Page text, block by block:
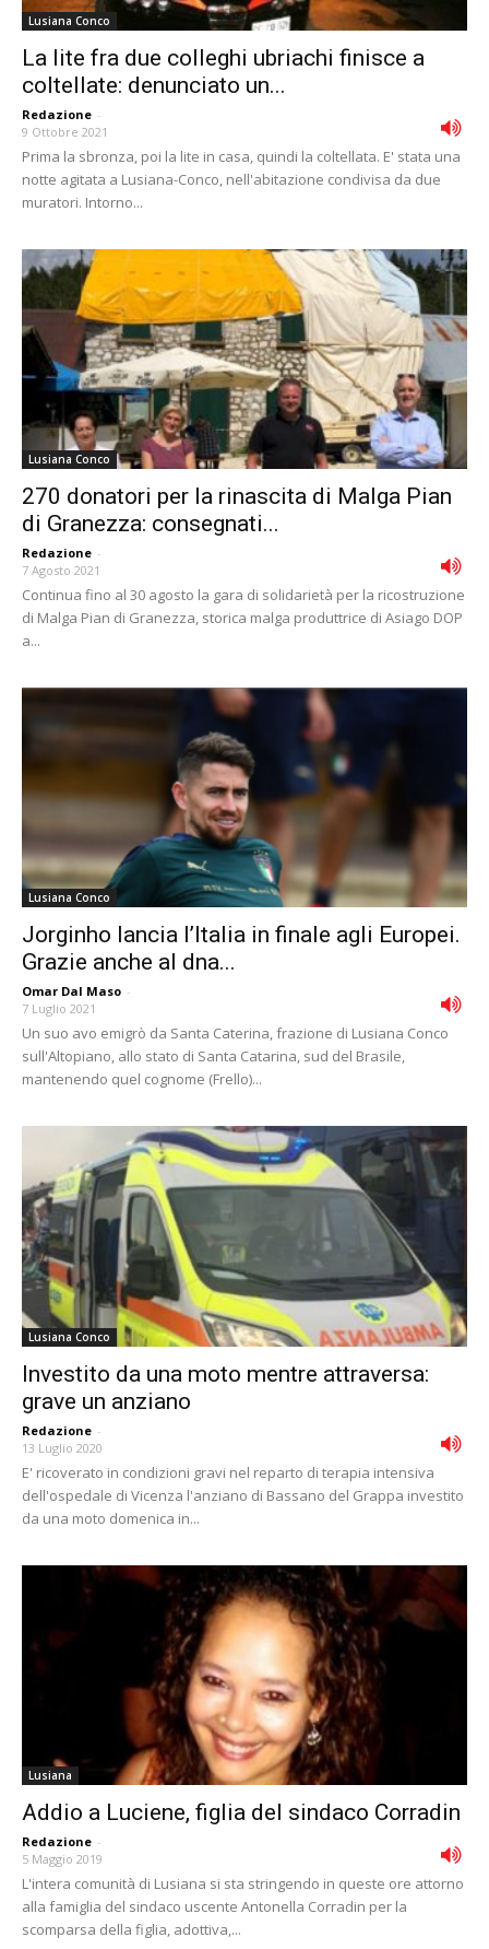
Lusiana Conco
La lite fra due colleghi ubriachi finisce a
coltellate: denunciato un...
Redazione -
9 Ottobre 2021
Prima la sbronza, poi la lite in casa, quindi la coltellata. E' stata una
notte agitata a Lusiana-Conco, nell'abitazione condivisa da due
muratori. Intorno...
Lusiana Conco
270 donatori per la rinascita di Malga Pian
di Granezza: consegnati...
Redazione -
7 Agosto 2021
Continua fino al 30 agosto la gara di solidarietà per la ricostruzione
di Malga Pian di Granezza, storica malga produttrice di Asiago DOP
a...
Lusiana Conco
Jorginho lancia l’Italia in finale agli Europei.
Grazie anche al dna...
Omar Dal Maso -
7 Luglio 2021
Un suo avo emigrò da Santa Caterina, frazione di Lusiana Conco
sull'Altopiano, allo stato di Santa Catarina, sud del Brasile,
mantenendo quel cognome (Frello)...
Lusiana Conco
Investito da una moto mentre attraversa:
grave un anziano
Redazione -
13 Luglio 2020
E' ricoverato in condizioni gravi nel reparto di terapia intensiva
dell'ospedale di Vicenza l'anziano di Bassano del Grappa investito
da una moto domenica in...
Lusiana
Addio a Luciene, figlia del sindaco Corradin
Redazione -
5 Maggio 2019
L'intera comunità di Lusiana si sta stringendo in queste ore attorno
alla famiglia del sindaco uscente Antonella Corradin per la
scomparsa della figlia, adottiva,...